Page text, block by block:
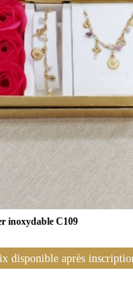
inoxydable C109
disponible après